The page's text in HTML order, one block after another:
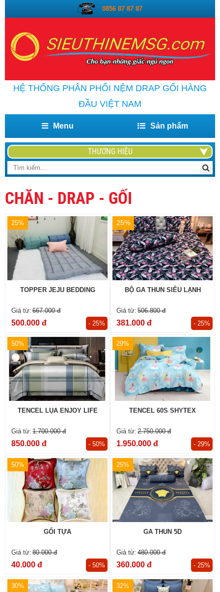
0856 87 87 87
HỆ THỐNG PHÂN PHỐI NỆM DRAP GỐI HÀNG
ĐẦU VIỆT NAM
Menu Sản phẩm
THƯƠNG HIỆU
CHĂN - DRAP - GỐI
25%
TOPPER JEJU BEDDING
667.000 đ
500.000 đ - 25%
25%
BỘ GA THUN SIÊU LẠNH
506.800 đ
381.000 đ - 25%
50%
TENCEL LỤA ENJOY LIFE
1.700.000 đ
850.000 đ - 50%
29%
TENCEL 60S SHYTEX
2.750.000 đ
1.950.000 đ - 29%
50%
GỐI TỰA
80.000 đ
40.000 đ - 50%
25%
GA THUN 5D
480.000 đ
360.000 đ - 25%
30% 32%